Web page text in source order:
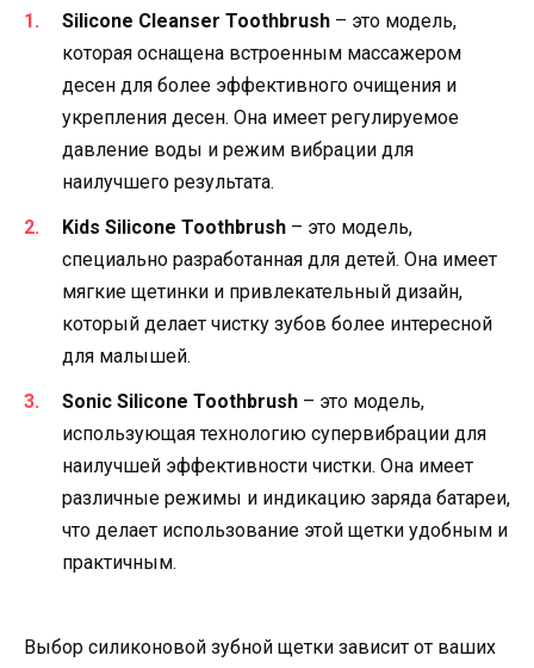
Silicone Cleanser Toothbrush – это модель,
которая оснащена встроенным массажером
десен для более эффективного очищения и
укрепления десен. Она имеет регулируемое
давление воды и режим вибрации для
наилучшего результата.
Kids Silicone Toothbrush – это модель,
специально разработанная для детей. Она имеет
мягкие щетинки и привлекательный дизайн,
который делает чистку зубов более интересной
для малышей.
Sonic Silicone Toothbrush – это модель,
использующая технологию супервибрации для
наилучшей эффективности чистки. Она имеет
различные режимы и индикацию заряда батареи,
что делает использование этой щетки удобным и
практичным.
Выбор силиконовой зубной щетки зависит от ваших